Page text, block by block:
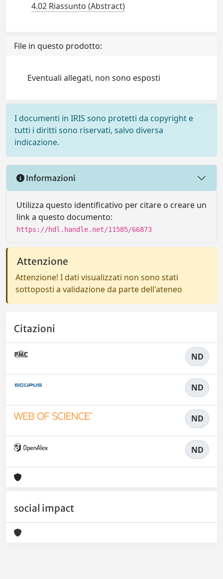
4.02 Riassunto (Abstract)
File in questo prodotto:
Eventuali allegati, non sono esposti
I documenti in IRIS sono protetti da copyright e
tutti i diritti sono riservati, salvo diversa
indicazione.
Informazioni
Utilizza questo identificativo per citare o creare un
link a questo documento:
https://hdl.handle.net/11585/66873
Attenzione
Attenzione! I dati visualizzati non sono stati
sottoposti a validazione da parte dell'ateneo
Citazioni
ND
ND
ND
ND
social impact